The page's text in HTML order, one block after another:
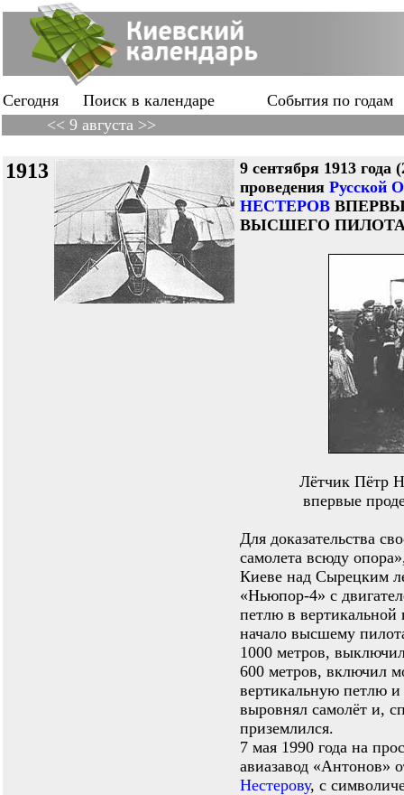
Сегодня Поиск в календаре
События по годам
<< 9 августа >>
1913
9 сентября 1913 года
проведения Русской
НЕСТЕРОВ
ВЫСШЕГО
Лётчик Пётр
впервые
Для доказательства
самолета всюду
Киеве над Сырецким
«Ньюпор-4» с
петлю в
начало высшему
1000 метров,
600 метров, включил
вертикальную петлю
выровнял самолёт и,
приземлился.
7 мая 1990 года на
авиазавод «Антонов»
Нестерову, с